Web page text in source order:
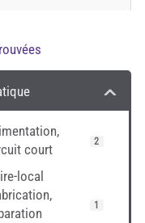
court
2
local
1